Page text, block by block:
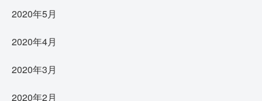
2020年5月
2020年4月
2020年3月
2020年2月